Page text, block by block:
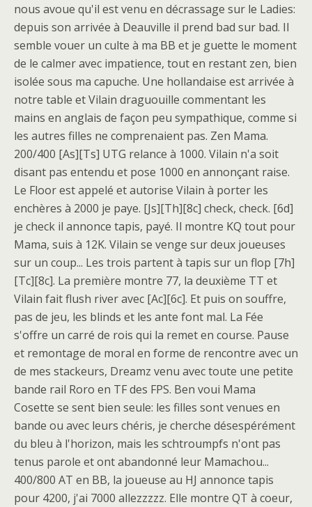
nous avoue qu'il est venu en décrassage sur le Ladies:
depuis son arrivée à Deauville il prend bad sur bad. Il
semble vouer un culte à ma BB et je guette le moment
de le calmer avec impatience, tout en restant zen, bien
isolée sous ma capuche. Une hollandaise est arrivée à
notre table et Vilain draguouille commentant les
mains en anglais de façon peu sympathique, comme si
les autres filles ne comprenaient pas. Zen Mama.
200/400 [As][Ts] UTG relance à 1000. Vilain n'a soit
disant pas entendu et pose 1000 en annonçant raise.
Le Floor est appelé et autorise Vilain à porter les
enchères à 2000 je paye. [Js][Th][8c] check, check. [6d]
je check il annonce tapis, payé. Il montre KQ tout pour
Mama, suis à 12K. Vilain se venge sur deux joueuses
sur un coup... Les trois partent à tapis sur un flop [7h]
[Tc][8c]. La première montre 77, la deuxième TT et
Vilain fait flush river avec [Ac][6c]. Et puis on souffre,
pas de jeu, les blinds et les ante font mal. La Fée
s'offre un carré de rois qui la remet en course. Pause
et remontage de moral en forme de rencontre avec un
de mes stackeurs, Dreamz venu avec toute une petite
bande rail Roro en TF des FPS. Ben voui Mama
Cosette se sent bien seule: les filles sont venues en
bande ou avec leurs chéris, je cherche désespérément
du bleu à l'horizon, mais les schtroumpfs n'ont pas
tenus parole et ont abandonné leur Mamachou...
400/800 AT en BB, la joueuse au HJ annonce tapis
pour 4200, j'ai 7000 allezzzzz. Elle montre QT à coeur,